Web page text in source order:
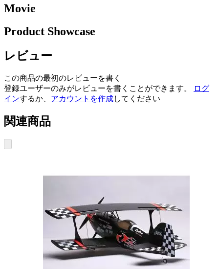
Movie
Product Showcase
レビュー
この商品の最初のレビューを書く
登録ユーザーのみがレビューを書くことができます。
ログ
インするか、 アカウントを作成してください
関連商品